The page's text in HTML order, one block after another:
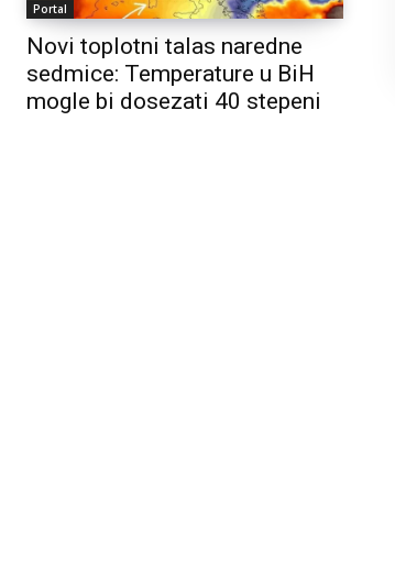
Portal
Novi toplotni talas naredne
sedmice: Temperature u BiH
mogle bi dosezati 40 stepeni